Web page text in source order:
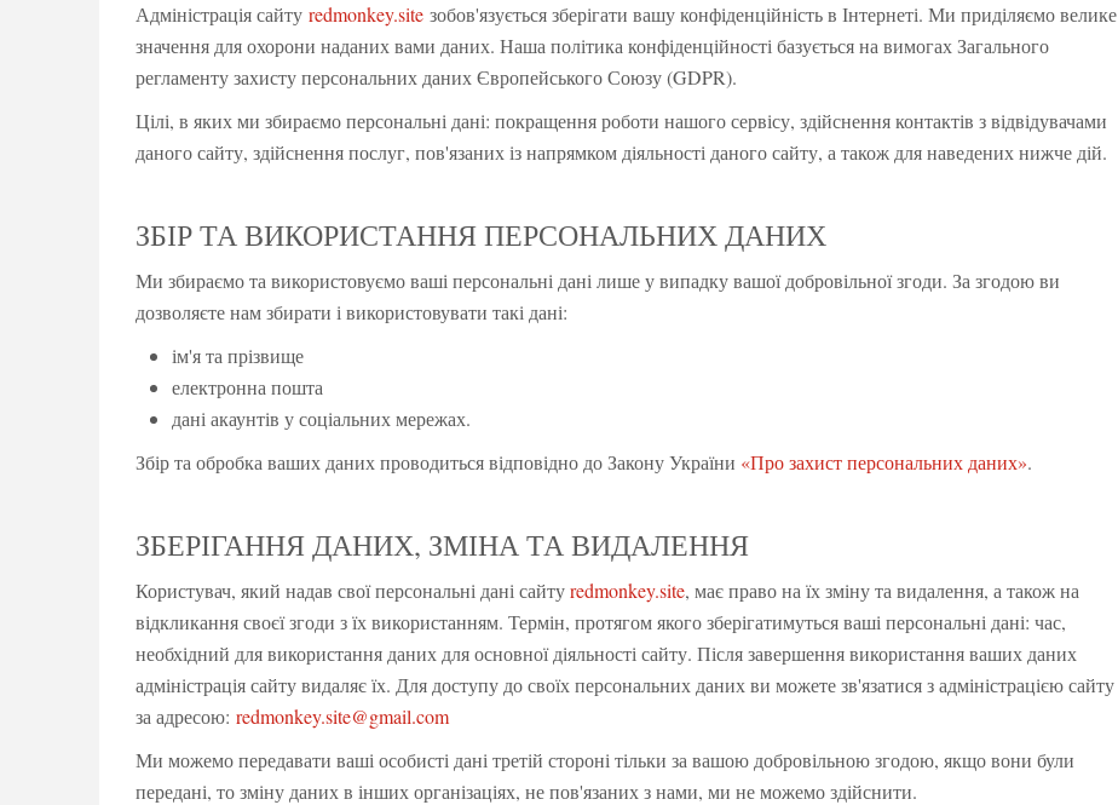
Адміністрація сайту redmonkey.site зобов'язується зберігати вашу конфіденційність в Інтернеті. Ми приділяємо велике
значення для охорони наданих вами даних. Наша політика конфіденційності базується на вимогах Загального
регламенту захисту персональних даних Європейського Союзу (GDPR).
Цілі, в яких ми збираємо персональні дані: покращення роботи нашого сервісу, здійснення контактів з відвідувачами
даного сайту, здійснення послуг, пов'язаних із напрямком діяльності даного сайту, а також для наведених нижче дій.
ЗБІР ТА ВИКОРИСТАННЯ ПЕРСОНАЛЬНИХ ДАНИХ
Ми збираємо та використовуємо ваші персональні дані лише у випадку вашої добровільної згоди. За згодою ви
дозволяєте нам збирати і використовувати такі дані:
ім'я та прізвище
електронна пошта
дані акаунтів у соціальних мережах.
Збір та обробка ваших даних проводиться відповідно до Закону України «Про захист персональних даних».
ЗБЕРІГАННЯ ДАНИХ, ЗМІНА ТА ВИДАЛЕННЯ
Користувач, який надав свої персональні дані сайтуredmonkey.site, має право на їх зміну та видалення, а також на
відкликання своєї згоди з їх використанням. Термін, протягом якого зберігатимуться ваші персональні дані: час,
необхідний для використання даних для основної діяльності сайту. Після завершення використання ваших даних
адміністрація сайту видаляє їх. Для доступу до своїх персональних даних ви можете зв'язатися з адміністрацією сайту
за адресою: redmonkey.site@gmail.com
Ми можемо передавати ваші особисті дані третій стороні тільки за вашою добровільною згодою, якщо вони були
передані, то зміну даних в інших організаціях, не пов'язаних з нами, ми не можемо здійснити.